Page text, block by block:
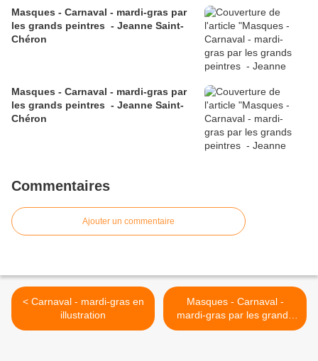
Masques - Carnaval - mardi-gras par
les grands peintres - Jeanne Saint-
Chéron
Masques - Carnaval - mardi-gras par
les grands peintres - Jeanne Saint-
Chéron
Commentaires
Ajouter un commentaire
< Carnaval - mardi-gras en
illustration
Masques - Carnaval -
mardi-gras par les grands
peintres - Jean-Claude